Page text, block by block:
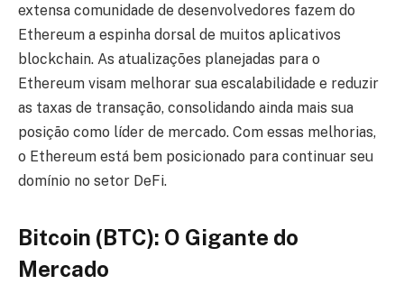
extensa comunidade de desenvolvedores fazem do
Ethereum a espinha dorsal de muitos aplicativos
blockchain. As atualizações planejadas para o
Ethereum visam melhorar sua escalabilidade e reduzir
as taxas de transação, consolidando ainda mais sua
posição como líder de mercado. Com essas melhorias,
o Ethereum está bem posicionado para continuar seu
domínio no setor DeFi.
Bitcoin (BTC): O Gigante do
Mercado